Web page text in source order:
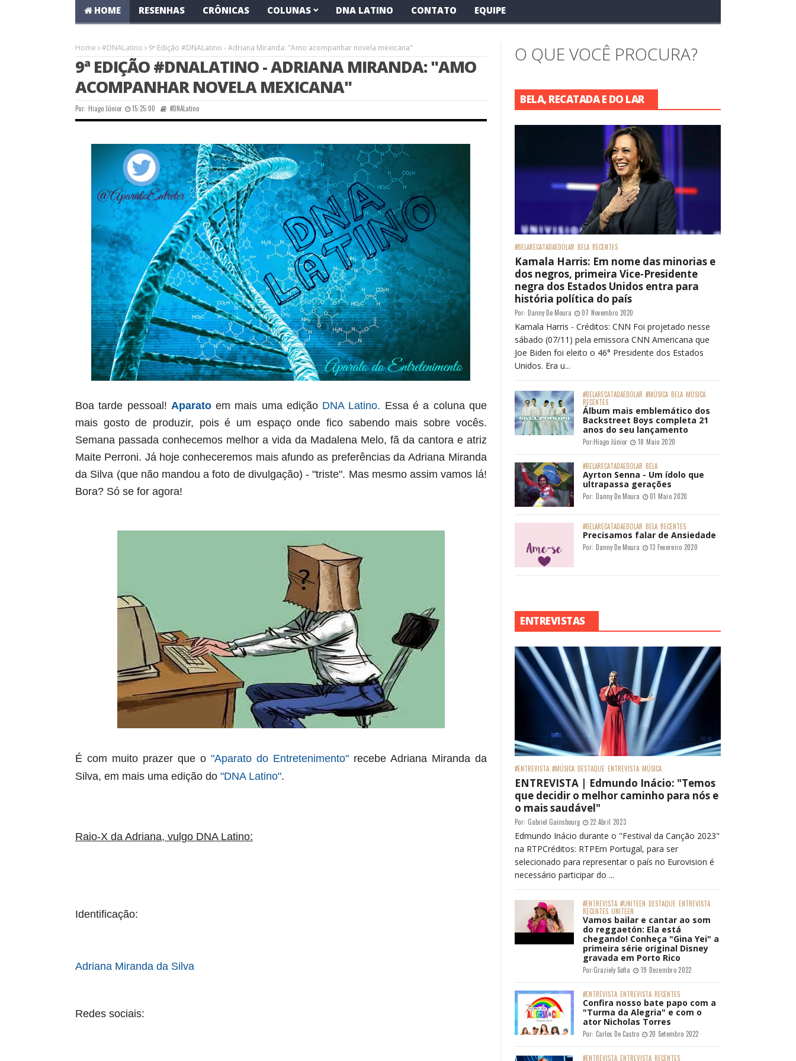
HOME RESENHAS CRÔNICAS COLUNAS DNA LATINO CONTATO EQUIPE
Home #DNALatino 9ª Edição #DNALatino - Adriana Miranda: "Amo acompanhar novela mexicana"
9ª EDIÇÃO #DNALATINO - ADRIANA MIRANDA: "AMO
ACOMPANHAR NOVELA MEXICANA"
Por: Hiago Júnior 15:25:00 #DNALatino
Boa tarde pessoal! Aparatoem mais uma edição DNA Latino. Essa é a coluna que
mais gosto de produzir, pois é um espaço onde fico sabendo mais sobre vocês.
Semana passada conhecemos melhor a vida da Madalena Melo, fã da cantora e atriz
Maite Perroni. Já hoje conheceremos mais afundo as preferências daAdriana Miranda
da Silva (que não mandou a foto de divulgação) - "triste". Mas mesmo assim vamos lá!
Bora? Só se for agora!
É com muito prazer que o "Aparato do Entretenimento"recebe Adriana Miranda da
Silva, em mais uma edição do "DNA Latino".
Raio-X da Adriana, vulgo DNA Latino:
Identificação:
Adriana Miranda da Silva
Redes sociais:
O QUE VOCÊ PROCURA?
BELA, RECATADA E DO LAR
#BELARECATADAEDOLAR BELA RECENTES
Kamala Harris: Em nome das minorias e
dos negros, primeira Vice-Presidente
negra dos Estados Unidos entra para
história política do país
Por: Danny De Moura 07 Novembro 2020
Kamala Harris - Créditos: CNN Foi projetado nesse
sábado (07/11) pela emissora CNN Americana que
Joe Biden foi eleito o 46° Presidente dos Estados
Unidos. Era u...
#BELARECATADAEDOLAR #MÚSICA BELA MÚSICA
RECENTES
Álbum mais emblemático dos
Backstreet Boys completa 21
anos do seu lançamento
Por:Hiago Júnior 18 Maio 2020
#BELARECATADAEDOLAR BELA
Ayrton Senna - Um ídolo que
ultrapassa gerações
Por: Danny De Moura 01 Maio 2020
#BELARECATADAEDOLAR BELA RECENTES
Precisamos falar de Ansiedade
Por: Danny De Moura 13 Fevereiro 2020
ENTREVISTAS
#ENTREVISTA #MÚSICA DESTAQUE ENTREVISTA MÚSICA
ENTREVISTA | Edmundo Inácio: "Temos
que decidir o melhor caminho para nós e
o mais saudável"
Por: Gabriel Gainsbourg 22 Abril 2023
Edmundo Inácio durante o "Festival da Canção 2023"
na RTPCréditos: RTPEm Portugal, para ser
selecionado para representar o país no Eurovision é
necessário participar do ...
#ENTREVISTA #UNITEEN DESTAQUE ENTREVISTA
RECENTES UNITEEN
Vamos bailar e cantar ao som
do reggaetón: Ela está
chegando! Conheça "Gina Yei" a
primeira série original Disney
gravada em Porto Rico
Por:Graziely Sofia 19 Dezembro 2022
#ENTREVISTA ENTREVISTA RECENTES
Confira nosso bate papo com a
"Turma da Alegria" e com o
ator Nicholas Torres
Por: Carlos De Castro 20 Setembro 2022
#ENTREVISTA ENTREVISTA RECENTES